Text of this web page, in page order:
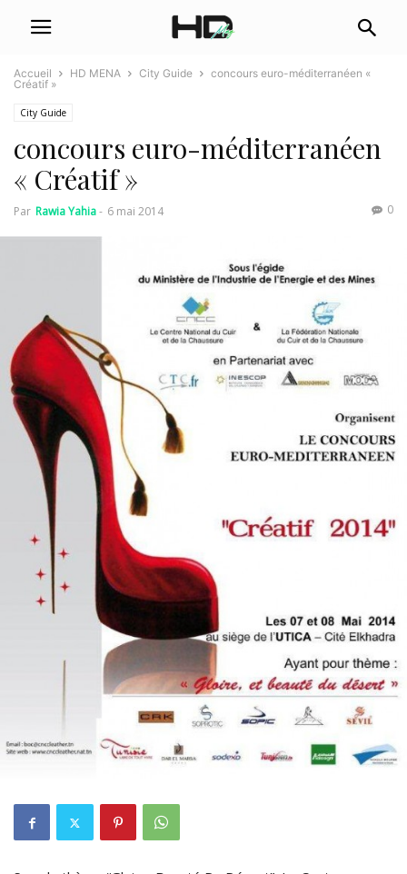
Accueil HD MENA City Guide
concours euro-méditerranéen «
Créatif »
City Guide
concours euro-méditerranéen
« Créatif »
Par Rawia Yahia- 6 mai 2014 0